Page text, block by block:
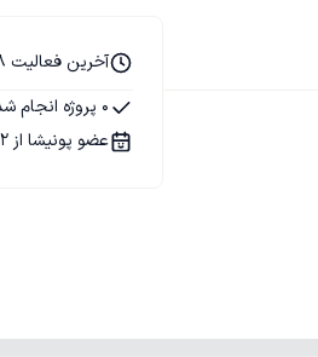
آخرین فعالیت 08 تیر 1396
0 پروژه انجام شده
عضو پونیشا از 02 آبان 1394